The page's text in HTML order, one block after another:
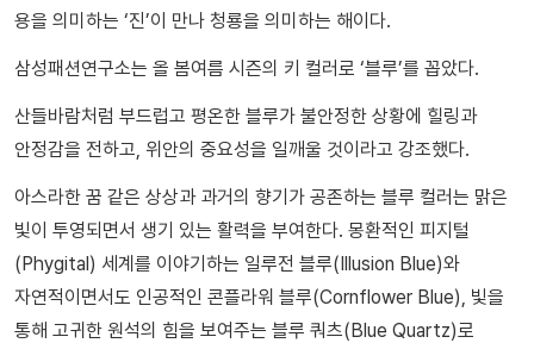
용을 의미하는 ‘진’이 만나 청룡을 의미하는 해이다.
삼성패션연구소는 올 봄여름 시즌의 키 컬러로 ‘블루’를 꼽았다.
산들바람처럼 부드럽고 평온한 블루가 불안정한 상황에 힐링과
안정감을 전하고, 위안의 중요성을 일깨울 것이라고 강조했다.
아스라한 꿈 같은 상상과 과거의 향기가 공존하는 블루 컬러는 맑은
빛이 투영되면서 생기 있는 활력을 부여한다. 몽환적인 피지털
(Phygital) 세계를 이야기하는 일루전 블루(Illusion Blue)와
자연적이면서도 인공적인 콘플라워 블루(Cornflower Blue), 빛을
통해 고귀한 원석의 힘을 보여주는 블루 쿼츠(Blue Quartz)로